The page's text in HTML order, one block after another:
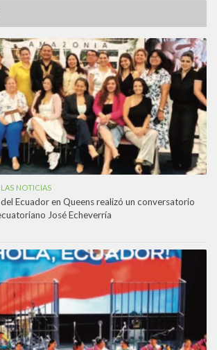
NOTICIAS
Ecuador en Queens realizó un conversatorio
José Echeverría